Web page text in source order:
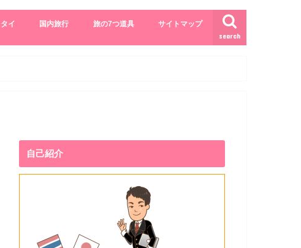
search
タイ 国内旅行 旅の7つ道具 サイトマップ
自己紹介